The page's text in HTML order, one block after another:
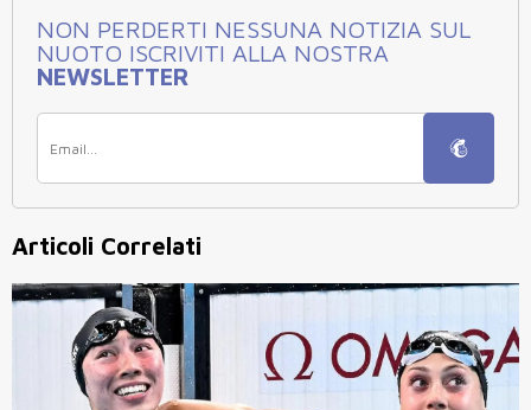
NON PERDERTI NESSUNA NOTIZIA SUL
NUOTO ISCRIVITI ALLA NOSTRA
NEWSLETTER
Articoli Correlati